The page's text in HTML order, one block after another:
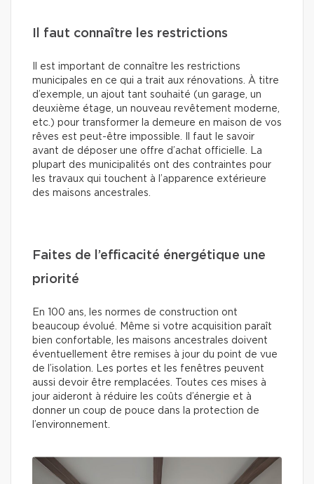
Il faut connaître les restrictions
Il est important de connaître les restrictions
municipales en ce qui a trait aux rénovations. À titre
d’exemple, un ajout tant souhaité (un garage, un
deuxième étage, un nouveau revêtement moderne,
etc.) pour transformer la demeure en maison de vos
rêves est peut-être impossible. Il faut le savoir
avant de déposer une offre d’achat officielle. La
plupart des municipalités ont des contraintes pour
les travaux qui touchent à l’apparence extérieure
des maisons ancestrales.
Faites de l’efficacité énergétique une
priorité
En 100 ans, les normes de construction ont
beaucoup évolué. Même si votre acquisition paraît
bien confortable, les maisons ancestrales doivent
éventuellement être remises à jour du point de vue
de l’isolation. Les portes et les fenêtres peuvent
aussi devoir être remplacées. Toutes ces mises à
jour aideront à réduire les coûts d’énergie et à
donner un coup de pouce dans la protection de
l’environnement.